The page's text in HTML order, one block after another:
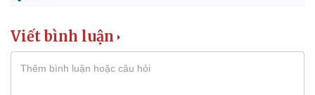
Viết bình luận